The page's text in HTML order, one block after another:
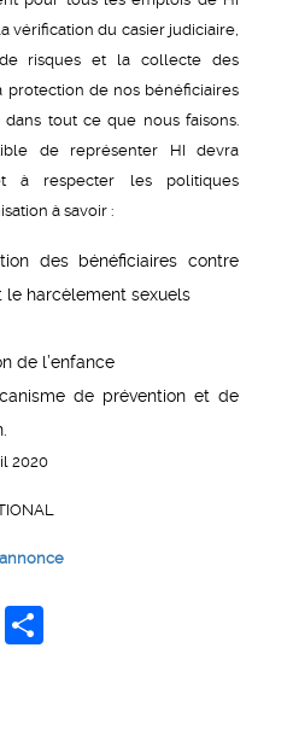
vérification du casier judiciaire,
risques et la collecte des
protection de nos bénéficiaires
tout ce que nous faisons.
de représenter HI devra
à respecter les politiques
à savoir :
des bénéficiaires contre
le harcèlement sexuels
de l’enfance
de prévention et de
2020
Email